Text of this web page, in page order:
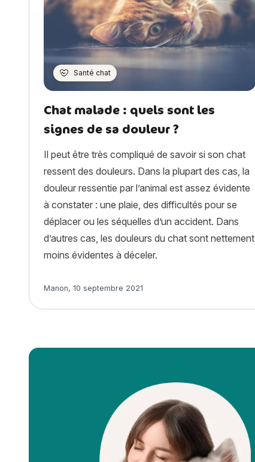
Santé chat
Chat malade : quels sont les
signes de sa douleur ?
Il peut être très compliqué de savoir si son chat
ressent des douleurs. Dans la plupart des cas, la
douleur ressentie par l’animal est assez évidente
à constater : une plaie, des difficultés pour se
déplacer ou les séquelles d’un accident. Dans
d’autres cas, les douleurs du chat sont nettement
moins évidentes à déceler.
Article rédigé par
Manon, 10 septembre 2021